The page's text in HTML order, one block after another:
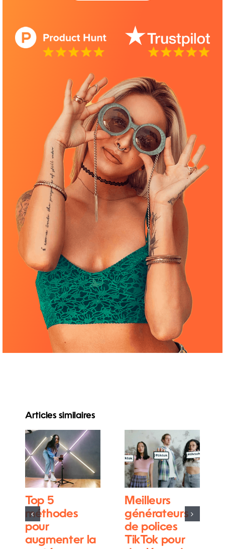
Articles similaires
Top 5
méthodes
pour
augmenter la
Meilleurs
générateurs
de polices
TikTok pour